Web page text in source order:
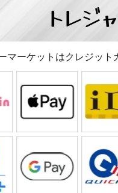
トレジ
マーケットはクレジッ